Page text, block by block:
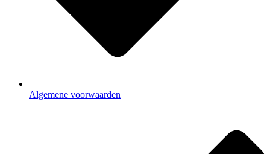
Algemene voorwaarden